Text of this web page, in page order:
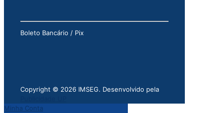
Boleto Bancário / Pix
Copyright © 2026 IMSEG. Desenvolvido pela
Minha Conta